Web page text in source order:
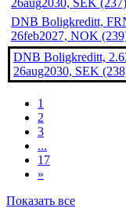
26aug2030, SEK (237)
DNB Boligkreditt,
26feb2027, NOK
DNB Boligkreditt,
26aug2030, SEK
1
2
3
...
17
»
Показать все